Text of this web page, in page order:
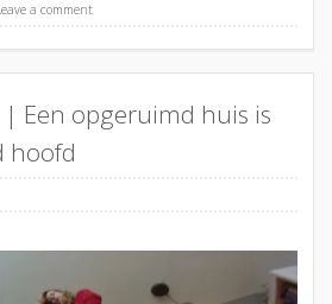
a comment
| Een opgeruimd huis is
hoofd